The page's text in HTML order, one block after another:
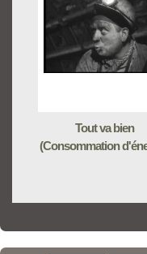
Tout va bien
(Consommation